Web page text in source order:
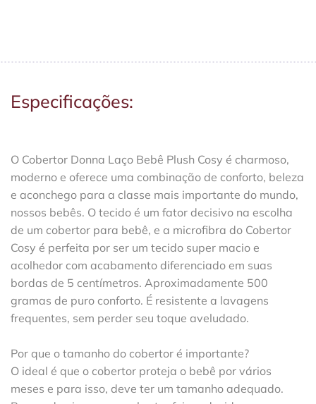
Especificações:
O Cobertor Donna Laço Bebê Plush Cosy é charmoso,
moderno e oferece uma combinação de conforto, beleza
e aconchego para a classe mais importante do mundo,
nossos bebês. O tecido é um fator decisivo na escolha
de um cobertor para bebê, e a microfibra do Cobertor
Cosy é perfeita por ser um tecido super macio e
acolhedor com acabamento diferenciado em suas
bordas de 5 centímetros. Aproximadamente 500
gramas de puro conforto. É resistente a lavagens
frequentes, sem perder seu toque aveludado.
Por que o tamanho do cobertor é importante?
O ideal é que o cobertor proteja o bebê por vários
meses e para isso, deve ter um tamanho adequado.